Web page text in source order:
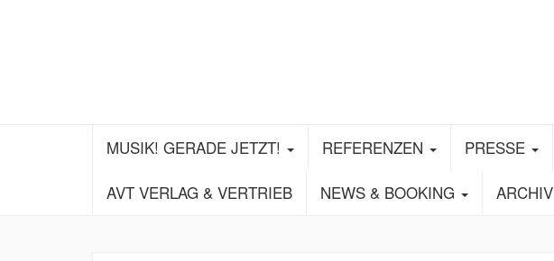
MUSIK! GERADE JETZT! REFERENZEN PRESSE
AVT VERLAG & VERTRIEB
NEWS & BOOKING ARCHIV